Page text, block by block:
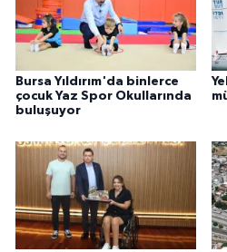
Bursa Yıldırım'da binlerce
çocuk Yaz Spor Okullarında
buluşuyor